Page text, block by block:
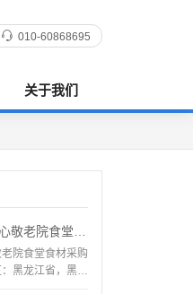
010-60868695
关于我们
食堂食材采购
院食堂食材采购
黑龙江省，黑河